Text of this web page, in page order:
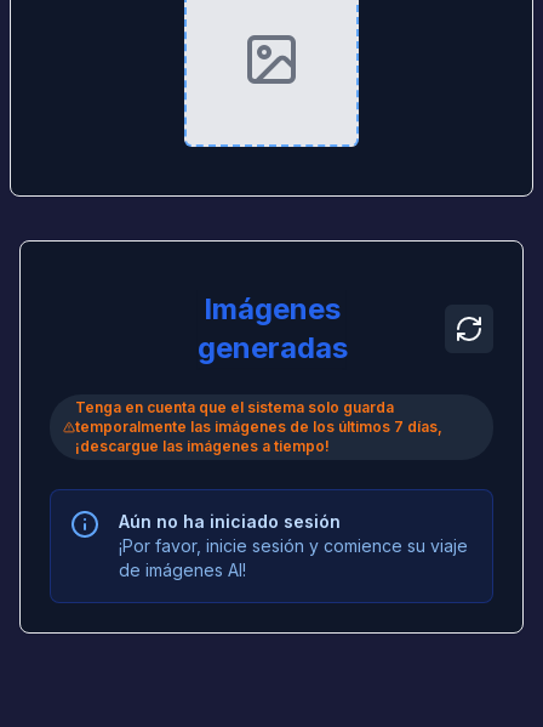
Imágenes
generadas
Tenga en cuenta que el sistema solo guarda
temporalmente las imágenes de los últimos 7 días,
¡descargue las imágenes a tiempo!
Aún no ha iniciado sesión
¡Por favor, inicie sesión y comience su viaje
de imágenes AI!